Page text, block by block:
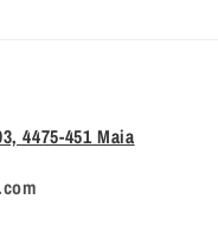
4475-451 Maia